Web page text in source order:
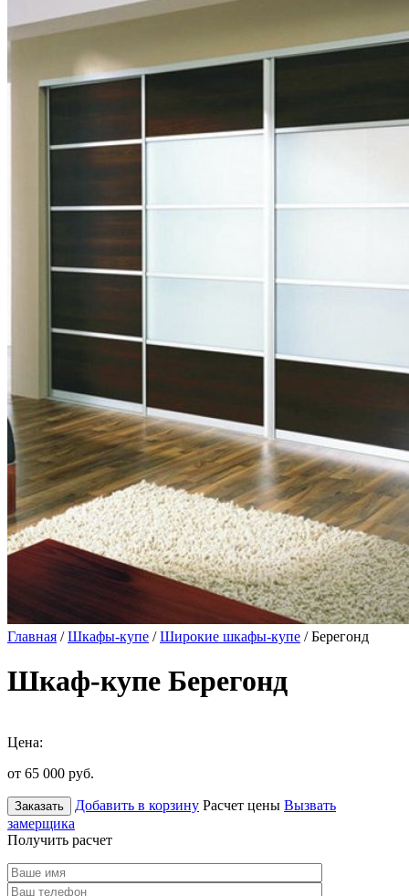
Главная /Шкафы-купе /Широкие шкафы-купе / Берегонд
Шкаф-купе Берегонд
Цена:
от 65 000 руб.
Заказать Добавить в корзину Расчет цены Вызвать
замерщика
Получить расчет